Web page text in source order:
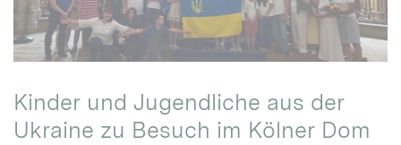
Kinder und Jugendliche aus der
Ukraine zu Besuch im Kölner Dom